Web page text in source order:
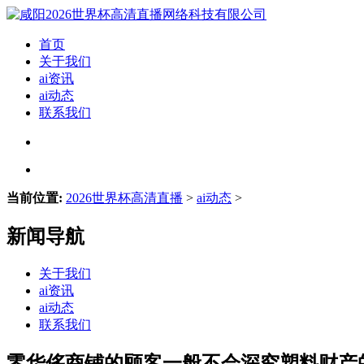
首页
关于我们
ai资讯
ai动态
联系我们
当前位置: 2026世界杯高清直播 > ai动态 >
新闻导航
关于我们
ai资讯
ai动态
联系我们